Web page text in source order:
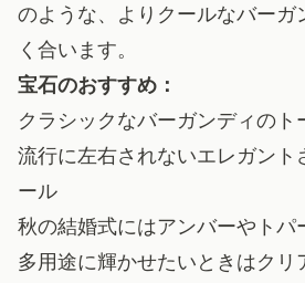
のような、よりクールなバーガ
く合います。
宝石のおすすめ：
クラシックなバーガンディのト
流行に左右されないエレガント
ール
秋の結婚式にはアンバーやトパ
多用途に輝かせたいときはクリ